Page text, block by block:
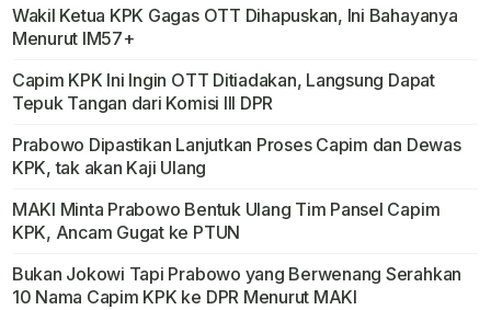
Wakil Ketua KPK Gagas OTT Dihapuskan, Ini Bahayanya
Menurut IM57+
Capim KPK Ini Ingin OTT Ditiadakan, Langsung Dapat
Tepuk Tangan dari Komisi III DPR
Prabowo Dipastikan Lanjutkan Proses Capim dan Dewas
KPK, tak akan Kaji Ulang
MAKI Minta Prabowo Bentuk Ulang Tim Pansel Capim
KPK, Ancam Gugat ke PTUN
Bukan Jokowi Tapi Prabowo yang Berwenang Serahkan
10 Nama Capim KPK ke DPR Menurut MAKI